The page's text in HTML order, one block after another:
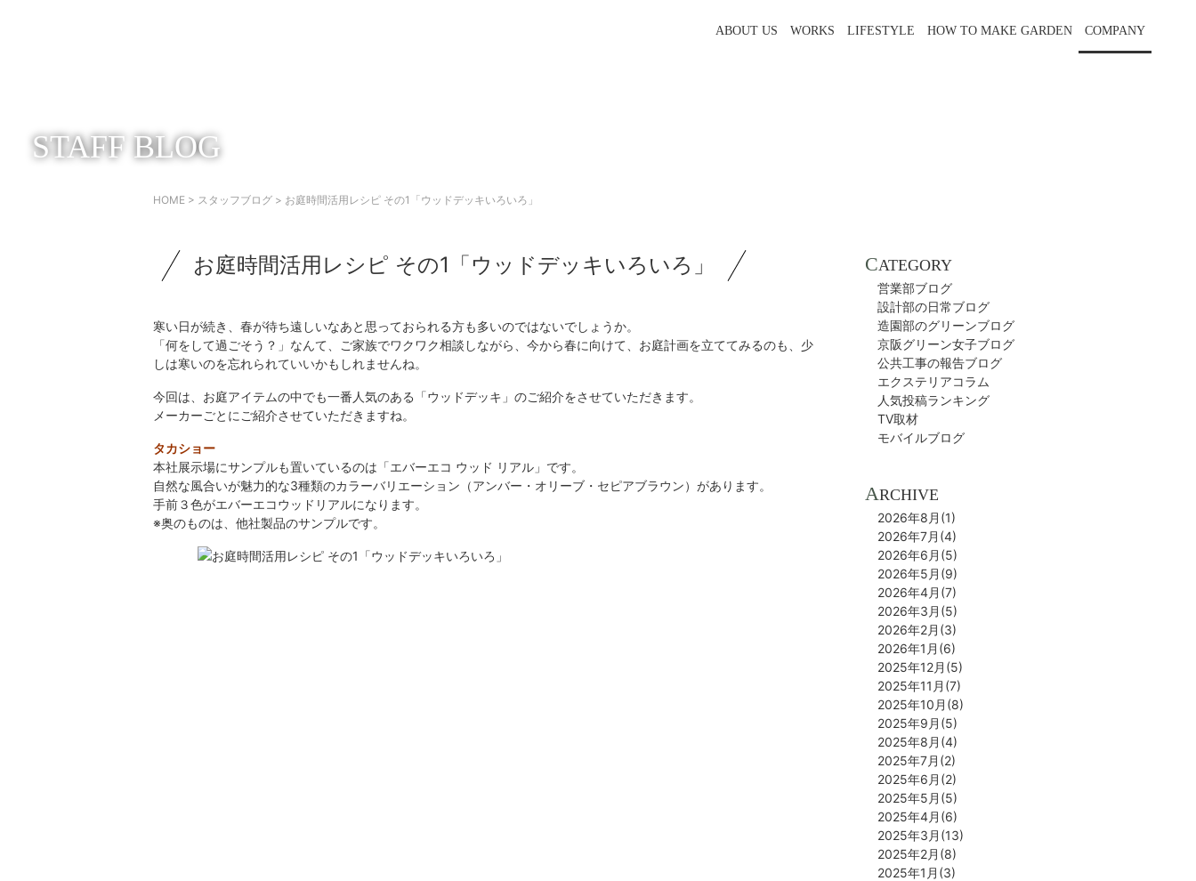
ABOUT US WORKS LIFESTYLE HOW TO MAKE GARDEN COMPANY
STAFF BLOG
HOME > スタッフブログ > お庭時間活用レシピ その1「ウッドデッキいろいろ」
お庭時間活用レシピ その1「ウッドデッキいろいろ」
寒い日が続き、春が待ち遠しいなあと思っておられる方も多いのではないでしょうか。
「何をして過ごそう？」なんて、ご家族でワクワク相談しながら、今から春に向けて、お庭計画を立ててみるのも、少
しは寒いのを忘れられていいかもしれませんね。
今回は、お庭アイテムの中でも一番人気のある「ウッドデッキ」のご紹介をさせていただきます。
メーカーごとにご紹介させていただきますね。
タカショー
本社展示場にサンプルも置いているのは「エバーエコ ウッド リアル」です。
自然な風合いが魅力的な3種類のカラーバリエーション（アンバー・オリーブ・セピアブラウン）があります。
手前３色がエバーエコウッドリアルになります。
※奥のものは、他社製品のサンプルです。
CATEGORY
営業部ブログ
設計部の日常ブログ
造園部のグリーンブログ
京阪グリーン女子ブログ
公共工事の報告ブログ
エクステリアコラム
人気投稿ランキング
TV取材
モバイルブログ
ARCHIVE
2026年8月(1)
2026年7月(4)
2026年6月(5)
2026年5月(9)
2026年4月(7)
2026年3月(5)
2026年2月(3)
2026年1月(6)
2025年12月(5)
2025年11月(7)
2025年10月(8)
2025年9月(5)
2025年8月(4)
2025年7月(2)
2025年6月(2)
2025年5月(5)
2025年4月(6)
2025年3月(13)
2025年2月(8)
2025年1月(3)